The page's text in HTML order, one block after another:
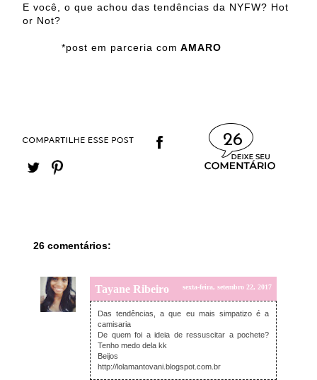
E você, o que achou das tendências da NYFW? Hot
or Not?
*post em parceria com AMARO
26
26 comentários:
Tayane Ribeiro sexta-feira, setembro 22, 2017
Das tendências, a que eu mais simpatizo é a
camisaria
De quem foi a ideia de ressuscitar a pochete?
Tenho medo dela kk
Beijos
http://lolamantovani.blogspot.com.br